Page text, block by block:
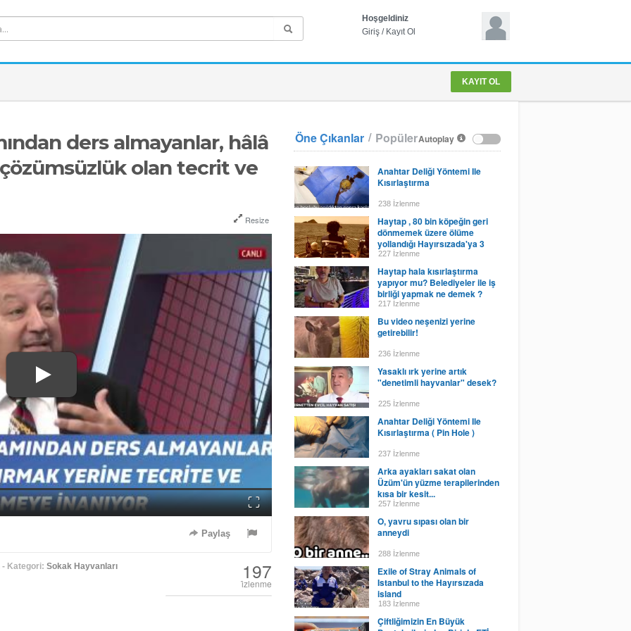
Hoşgeldiniz
Giriş/ Kayıt Ol
KAYIT OL
ders almayanlar, hâlâ
çözümsüzlük olan tecrit ve
Resize
Fullscreen
Paylaş
- Kategori: Sokak Hayvanları
197
i̇zlenme
Autoplay
Öne Çıkanlar / Popüler
Anahtar Deliği Yöntemi Ile
Kısırlaştırma
238 İzlenme
Haytap , 80 bin köpeğin geri
dönmemek üzere ölüme
yollandığı Hayırsızada'ya 3
Haziran 1910 'un yıldö
227 İzlenme
Haytap hala kısırlaştırma
yapıyor mu? Belediyeler ile iş
birliği yapmak ne demek ?
217 İzlenme
Bu video neşenizi yerine
getirebilir!
236 İzlenme
Yasaklı ırk yerine artık
"denetimli hayvanlar" desek?
225 İzlenme
Anahtar Deliği Yöntemi Ile
Kısırlaştırma ( Pin Hole )
237 İzlenme
Arka ayakları sakat olan
Üzüm'ün yüzme terapilerinden
kısa bir kesit...
257 İzlenme
O, yavru sıpası olan bir
anneydi
288 İzlenme
Exile of Stray Animals of
Istanbul to the Hayırsızada
island
183 İzlenme
Çiftliğimizin En Büyük